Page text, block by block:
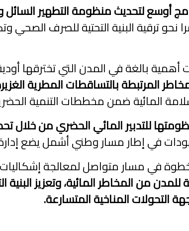
أوسع لتحديث منظومة التطهير
ترقية البنية التحتية للصرف الصحي
بالغة في المدن التي تخترقها
المرتبطة بالتساقطات المطرية
المائية ضمن مخططات التنمية
للتدبير المائي الحضري من خلال
في إطار مسار وطني أشمل يضع إدارة
في مسار متواصل لمعالجة إشكاليات
للمدن من المخاطر المائية، وتعزيز
التحولات المناخية المتسارعة.